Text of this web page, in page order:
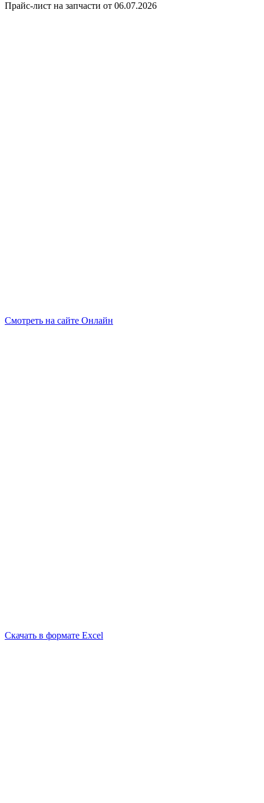
Прайс-лист на запчасти от 06.07.2026
Смотреть на сайте Онлайн
Скачать в формате Excel